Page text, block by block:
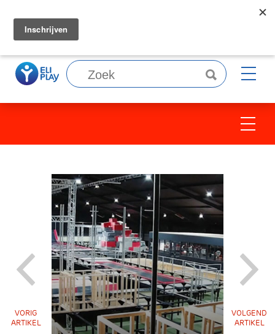
Wij zoeken collega's, bekijk
vacatures
VORIG
ARTIKEL
VOLGEND
ARTIKEL